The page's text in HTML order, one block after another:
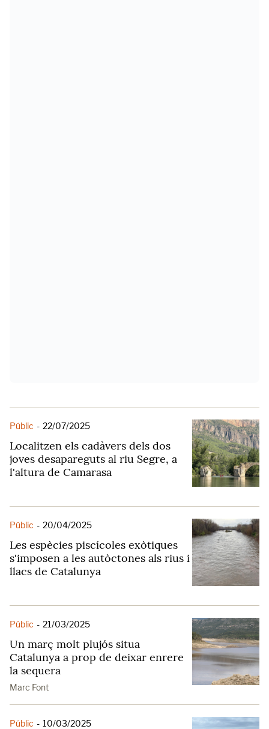
Públic - 22/07/2025
Localitzen els cadàvers dels dos
joves desapareguts al riu Segre, a
l'altura de Camarasa
Públic - 20/04/2025
Les espècies piscícoles exòtiques
s'imposen a les autòctones als rius i
llacs de Catalunya
Públic - 21/03/2025
Un març molt plujós situa
Catalunya a prop de deixar enrere
la sequera
Marc Font
Públic - 10/03/2025